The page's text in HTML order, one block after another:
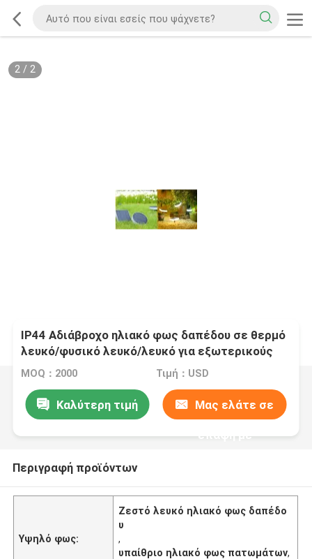
2/ 2
IP44 Αδιάβροχο ηλιακό φως δαπέδου σε θερμό
λευκό/φυσικό λευκό/λευκό για εξωτερικούς
χώρους
MOQ：2000 Τιμή：USD
Καλύτερη τιμή Μας ελάτε σε
επαφή με
Περιγραφή προϊόντων
Υψηλό φως:
Ζεστό λευκό ηλιακό φως δαπέδο
υ
,
υπαίθριο ηλιακό φως πατωμάτων,